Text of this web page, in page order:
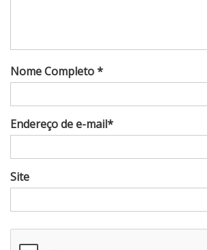
Nome Completo *
Endereço de e-mail*
Site